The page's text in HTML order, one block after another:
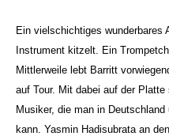
Ein vielschichtiges wunderbares
Instrument kitzelt. Ein
Mittlerweile lebt Barritt
auf Tour. Mit dabei auf der
Musiker, die man in
kann. Yasmin Hadisubrata an